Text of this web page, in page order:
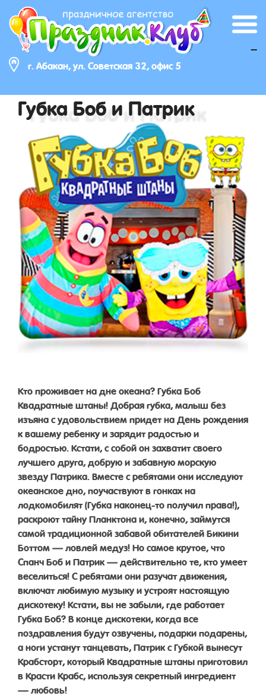
г. Абакан, ул. Советская 32, офис 5
_
Губка Боб и Патрик
Кто проживает на дне океана? Губка Боб
Квадратные штаны! Добрая губка, малыш без
изъяна с удовольствием придет на День рождения
к вашему ребенку и зарядит радостью и
бодростью. Кстати, с собой он захватит своего
лучшего друга, добрую и забавную морскую
звезду Патрика. Вместе с ребятами они исследуют
океанское дно, поучаствуют в гонках на
лодкомобилят (Губка наконец-то получил права!),
раскроют тайну Планктона и, конечно, займутся
самой традиционной забавой обитателей Бикини
Боттом — ловлей медуз! Но самое крутое, что
Спанч Боб и Патрик — действительно те, кто умеет
веселиться! С ребятами они разучат движения,
включат любимую музыку и устроят настоящую
дискотеку! Кстати, вы не забыли, где работает
Губка Боб? В конце дискотеки, когда все
поздравления будут озвучены, подарки подарены,
а ноги устанут танцевать, Патрик с Губкой вынесут
Крабсторт, который Квадратные штаны приготовил
в Красти Крабс, используя секретный ингредиент
— любовь!